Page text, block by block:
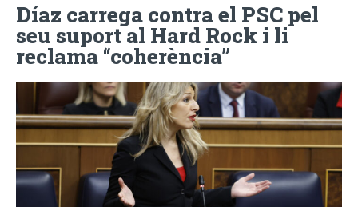
Díaz carrega contra el PSC pel
seu suport al Hard Rock i li
reclama “coherència”